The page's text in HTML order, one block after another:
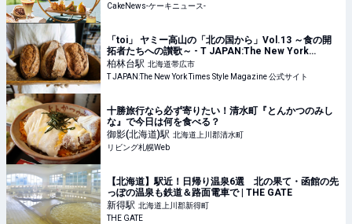
CakeNews-ケーキニュース-
「toi」 ヤミー高山の「北の国から」Vol.13 ～食の開
拓者たちへの讃歌～ - T JAPAN:The New York
Times Style Magazine 公式サイト
柏林台駅 北海道帯広市
T JAPAN:The New York Times Style Magazine 公式サイト
十勝旅行なら必ず寄りたい！清水町『とんかつのみし
な』で今日は何を食べる？
御影(北海道)駅 北海道上川郡清水町
リビング札幌Web
【北海道】駅近！日帰り温泉6選 北の果て・函館の先
っぽの温泉も鉄道＆路面電車で | THE GATE
新得駅 北海道上川郡新得町
THE GATE